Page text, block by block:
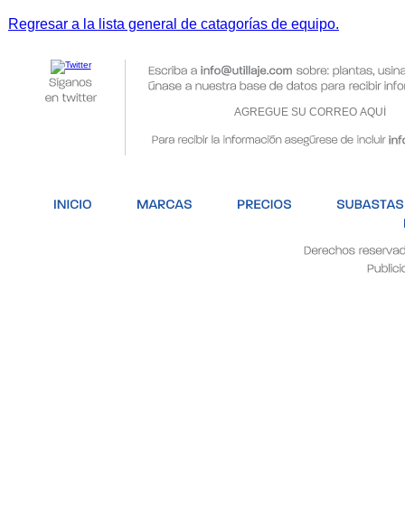
Regresar a la lista general de catagorías de equipo.